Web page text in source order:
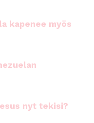
kapenee myös
nyt tekisi?